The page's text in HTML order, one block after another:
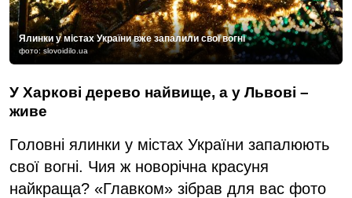
Ялинки у містах України вже запалили свої вогні
фото: slovoidilo.ua
У Харкові дерево найвище, а у Львові –
живе
Головні ялинки у містах України запалюють
свої вогні. Чия ж новорічна красуня
найкраща? «Главком» зібрав для вас фото